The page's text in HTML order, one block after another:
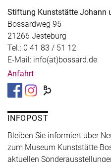
Stiftung Kunststätte Johann
Bossardweg 95
21266 Jesteburg
Tel.: 0 41 83 / 51 12
E-Mail: info(at)bossard.de
Anfahrt
INFOPOST
Bleiben Sie informiert über
zum Museum Kunststätte
aktuellen